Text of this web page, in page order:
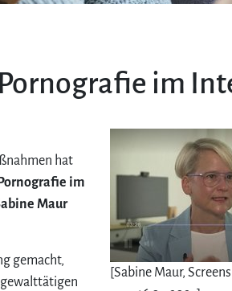
im
hat
im
Maur
gemacht,
gewalttätigen
[Sabine Maur,